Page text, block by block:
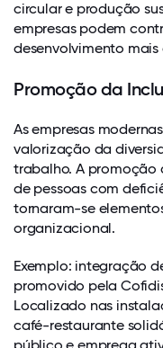
circular e produção
empresas podem
desenvolvimento
Promoção da
As empresas
valorização da
trabalho. A promoção
de pessoas com
tornaram-se
organizacional.
Exemplo: integração
promovido pela
Localizado nas
café-restaurante
público e emprega